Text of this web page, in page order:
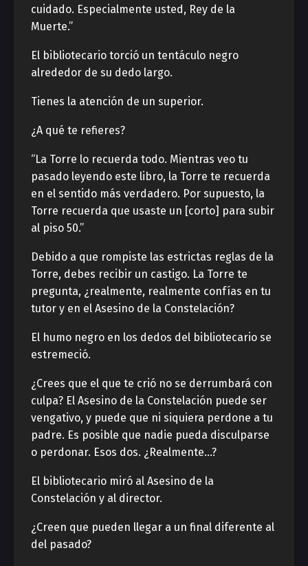
cuidado. Especialmente usted, Rey de la
Muerte.”
El bibliotecario torció un tentáculo negro
alrededor de su dedo largo.
Tienes la atención de un superior.
¿A qué te refieres?
“La Torre lo recuerda todo. Mientras veo tu
pasado leyendo este libro, la Torre te recuerda
en el sentido más verdadero. Por supuesto, la
Torre recuerda que usaste un [corto] para subir
al piso 50.”
Debido a que rompiste las estrictas reglas de la
Torre, debes recibir un castigo. La Torre te
pregunta, ¿realmente, realmente confías en tu
tutor y en el Asesino de la Constelación?
El humo negro en los dedos del bibliotecario se
estremeció.
¿Crees que el que te crió no se derrumbará con
culpa? El Asesino de la Constelación puede ser
vengativo, y puede que ni siquiera perdone a tu
padre. Es posible que nadie pueda disculparse
o perdonar. Esos dos. ¿Realmente…?
El bibliotecario miró al Asesino de la
Constelación y al director.
¿Creen que pueden llegar a un final diferente al
del pasado?